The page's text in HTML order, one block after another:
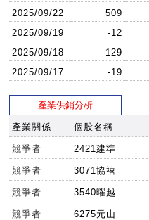
2025/09/22
509
2025/09/19
-12
2025/09/18
129
2025/09/17
-19
產業供銷分析
產業關係 個股名稱
競爭者 2421建準
競爭者 3071協禧
競爭者 3540曜越
競爭者 6275元山